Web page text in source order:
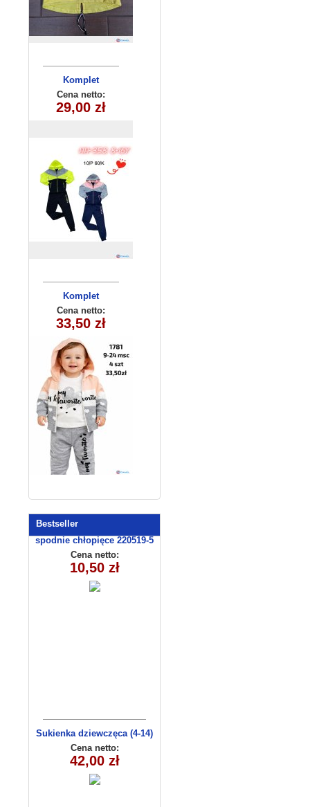
Komplet
dziecięcy
HH-358(8-16)
10szt
Cena netto:
29,00 zł
Komplet
niemowlęcy
1781 (9-24)
4szt
Cena netto:
33,50 zł
Bestseller
spodnie chłopięce 220519-5
(1- 4) 4 szt
Cena netto:
10,50 zł
Sukienka dziewczęca (4-14)
C3009
Cena netto:
42,00 zł